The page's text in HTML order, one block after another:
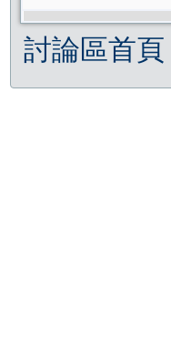
討論區首頁